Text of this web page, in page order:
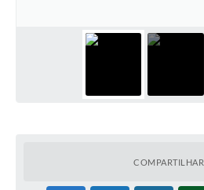
COMPARTILHAR